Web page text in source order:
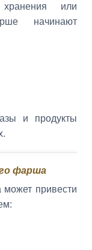
или
начинают
и продукты
фарша
привести